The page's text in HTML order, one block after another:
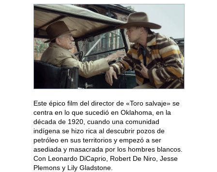
Este épico film del director de «Toro salvaje» se
centra en lo que sucedió en Oklahoma, en la
década de 1920, cuando una comunidad
indígena se hizo rica al descubrir pozos de
petróleo en sus territorios y empezó a ser
asediada y masacrada por los hombres blancos.
Con Leonardo DiCaprio, Robert De Niro, Jesse
Plemons y Lily Gladstone.